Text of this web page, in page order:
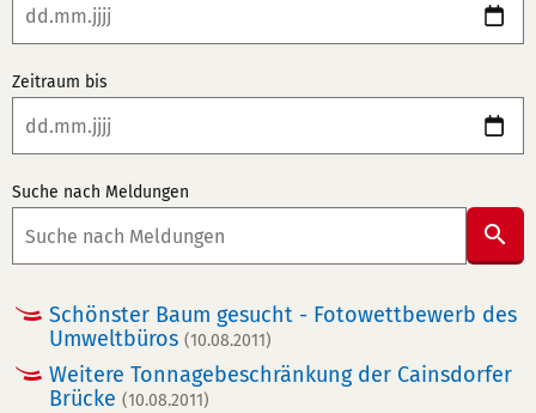
Zeitraum bis
Suche nach Meldungen
Schönster Baum gesucht - Fotowettbewerb des
Umweltbüros (10.08.2011)
Weitere Tonnagebeschränkung der Cainsdorfer
Brücke (10.08.2011)